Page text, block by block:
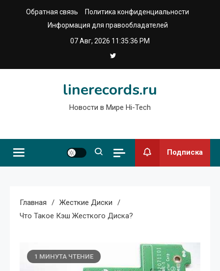
Обратная связь
Политика конфиденциальности
Информация для правообладателей
07 Авг, 2026 11:35:37 PM
linerecords.ru
Новости в Мире Hi-Tech
Подписка
Главная
Жесткие Диски
Что Такое Кэш Жесткого Диска?
1 МИНУТА ЧТЕНИЕ